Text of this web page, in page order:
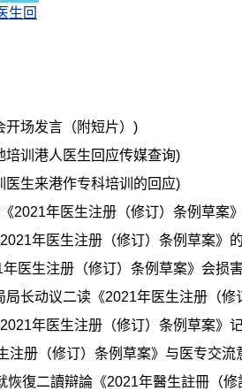
生回
开场发言（附短片）)
培训港人医生回应传媒查询)
医生来港作专科培训的回应)
2021年医生注册（修订）条例草案
年医生注册（修订）条例草案》
医生注册（修订）条例草案》会损
局长动议二读《2021年医生注册（修
年医生注册（修订）条例草案》
注册（修订）条例草案》与医专交流
恢復二讀辯論《2021年醫生註冊（